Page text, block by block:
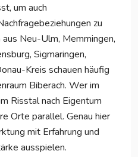
um auch
zu
Neu-Ulm, Memmingen,
Sigmaringen,
Kreis schauen häufig
Biberach. Wer im
Risstal nach Eigentum
Orte parallel. Genau hier
mit Erfahrung und
ausspielen.